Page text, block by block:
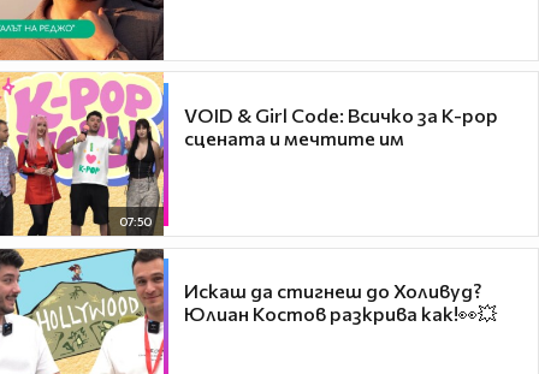
07:50
VOID & Girl Code: Всичко за K-pop
сцената и мечтите им
Искаш да стигнеш до Холивуд?
Юлиан Костов разкрива как!👀💥